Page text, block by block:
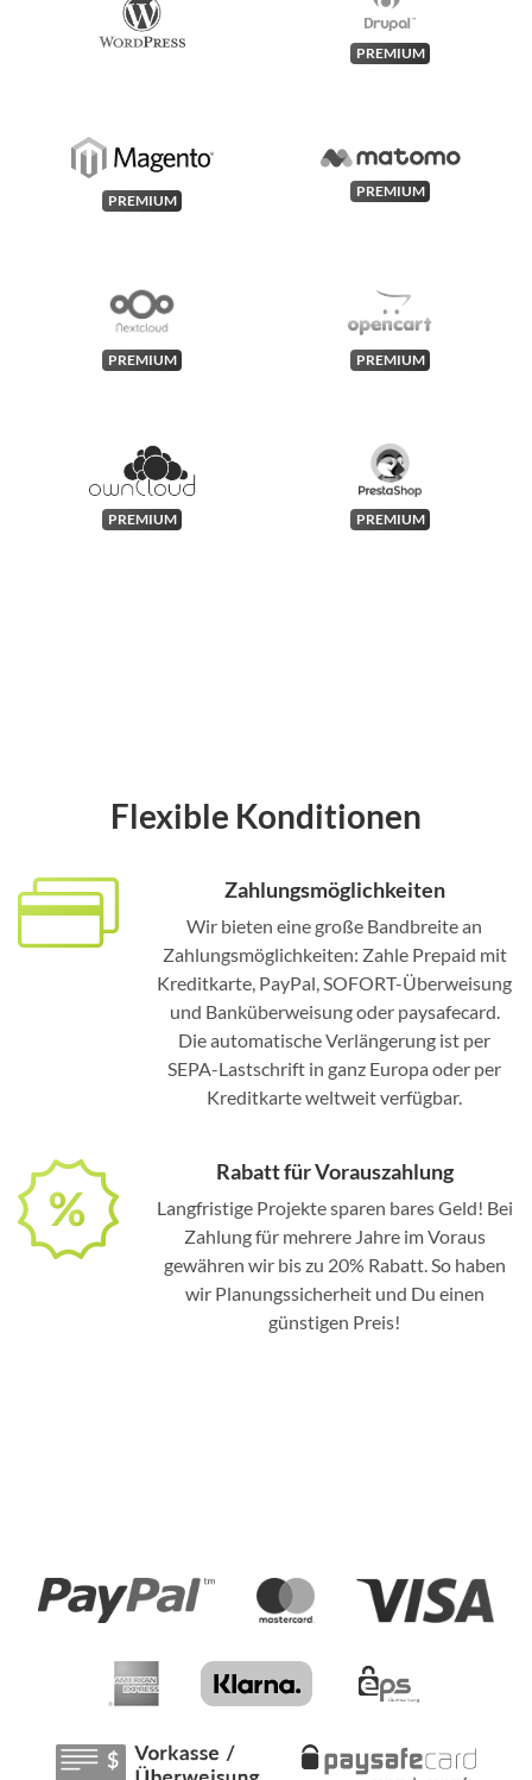
PREMIUM
PREMIUM
PREMIUM
PREMIUM PREMIUM
PREMIUM PREMIUM
Flexible Konditionen
Zahlungsmöglichkeiten
Wir bieten eine große Bandbreite an
Zahlungsmöglichkeiten: Zahle Prepaid mit
Kreditkarte, PayPal, SOFORT-Überweisung
und Banküberweisung oder paysafecard.
Die automatische Verlängerung ist per
SEPA-Lastschrift in ganz Europa oder per
Kreditkarte weltweit verfügbar.
Rabatt für Vorauszahlung
Langfristige Projekte sparen bares Geld! Bei
Zahlung für mehrere Jahre im Voraus
gewähren wir bis zu 20% Rabatt. So haben
wir Planungssicherheit und Du einen
günstigen Preis!